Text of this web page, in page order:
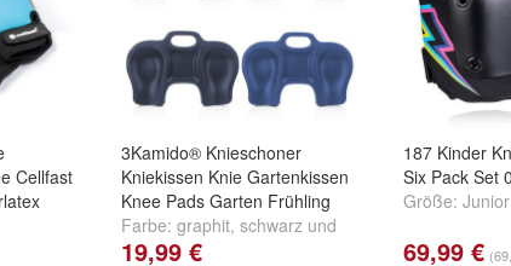
Cellfast
3Kamido® Knieschoner
Kniekissen Knie Gartenkissen
Knee Pads Garten Frühling
Farbe: graphit, schwarz und
blau
19,99 €
187 Kinder
Six Pack Set
Größe: Junior
69,99 €